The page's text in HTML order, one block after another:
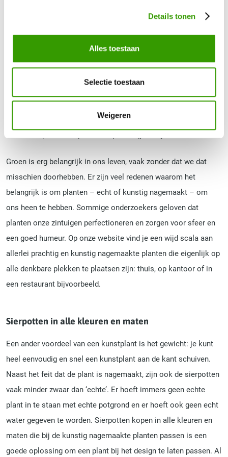
Details tonen
Alles toestaan
Selectie toestaan
Weigeren
Kunstplanten kopen
huis of op kantoor, maar heb je geen discipline om ze op tijd te
snoeien of water te geven? Dan zijn kunstplanten van de
Groen is erg belangrijk in ons leven, vaak zonder dat we dat
misschien doorhebben. Er zijn veel redenen waarom het
belangrijk is om planten – echt of kunstig nagemaakt – om
ons heen te hebben. Sommige onderzoekers geloven dat
planten onze zintuigen perfectioneren en zorgen voor sfeer en
een goed humeur. Op onze website vind je een wijd scala aan
allerlei prachtig en kunstig nagemaakte planten die eigenlijk op
alle denkbare plekken te plaatsen zijn: thuis, op kantoor of in
een restaurant bijvoorbeeld.
Sierpotten in alle kleuren en maten
Een ander voordeel van een kunstplant is het gewicht: je kunt
heel eenvoudig en snel een kunstplant aan de kant schuiven.
Naast het feit dat de plant is nagemaakt, zijn ook de sierpotten
vaak minder zwaar dan ‘echte’. Er hoeft immers geen echte
plant in te staan met echte potgrond en er hoeft ook geen echt
water gegeven te worden. Sierpotten kopen in alle kleuren en
maten die bij de kunstig nagemaakte planten passen is een
goede oplossing om een plant bij het design te laten passen. Al